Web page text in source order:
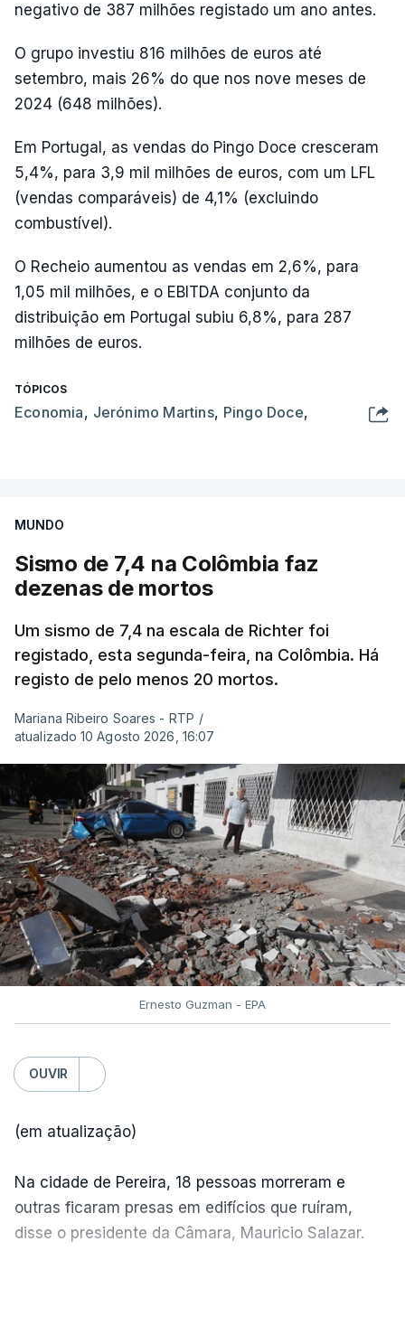
negativo de 387 milhões registado um ano antes.
O grupo investiu 816 milhões de euros até
setembro, mais 26% do que nos nove meses de
2024 (648 milhões).
Em Portugal, as vendas do Pingo Doce cresceram
5,4%, para 3,9 mil milhões de euros, com um LFL
(vendas comparáveis) de 4,1% (excluindo
combustível).
O Recheio aumentou as vendas em 2,6%, para
1,05 mil milhões, e o EBITDA conjunto da
distribuição em Portugal subiu 6,8%, para 287
milhões de euros.
TÓPICOS
Economia, Jerónimo Martins, Pingo Doce,
MUNDO
Sismo de 7,4 na Colômbia faz
dezenas de mortos
Um sismo de 7,4 na escala de Richter foi
registado, esta segunda-feira, na Colômbia. Há
registo de pelo menos 20 mortos.
Mariana Ribeiro Soares - RTP /
atualizado 10 Agosto 2026, 16:07
Ernesto Guzman - EPA
OUVIR
(em atualização)
Na cidade de Pereira, 18 pessoas morreram e
outras ficaram presas em edifícios que ruíram,
disse o presidente da Câmara, Mauricio Salazar.